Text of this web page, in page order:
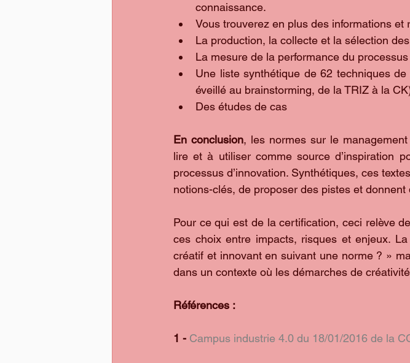
connaissance.
Vous trouverez en plus des informations
La production, la collecte et la sélection
La mesure de la performance du
Une liste synthétique de 62 techniques
éveillé au brainstorming, de la TRIZ à la
Des études de cas
En conclusion, les normes sur le
lire et à utiliser comme source d’inspiration
processus d’innovation. Synthétiques, ces
notions-clés, de proposer des pistes et
Pour ce qui est de la certification, ceci relève
ces choix entre impacts, risques et enjeux.
créatif et innovant en suivant une norme ? »
dans un contexte où les démarches de
Références :
1 - Campus industrie 4.0 du 18/01/2016 de la